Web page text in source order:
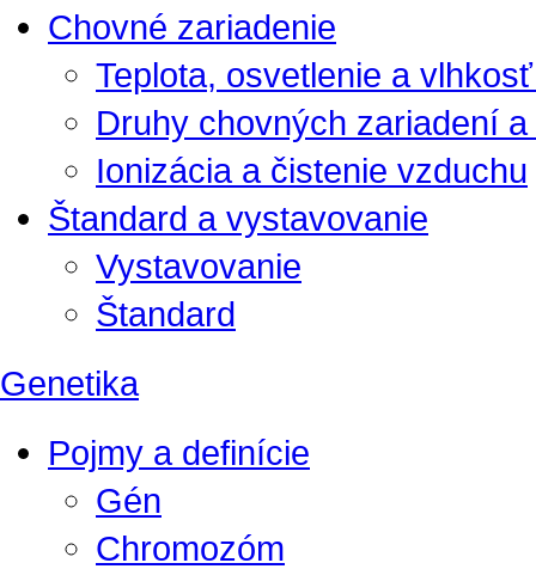
Chovné zariadenie
Teplota, osvetlenie a
Druhy chovných zariadení
Ionizácia a čistenie vzduchu
Štandard a vystavovanie
Vystavovanie
Štandard
Genetika
Pojmy a definície
Gén
Chromozóm